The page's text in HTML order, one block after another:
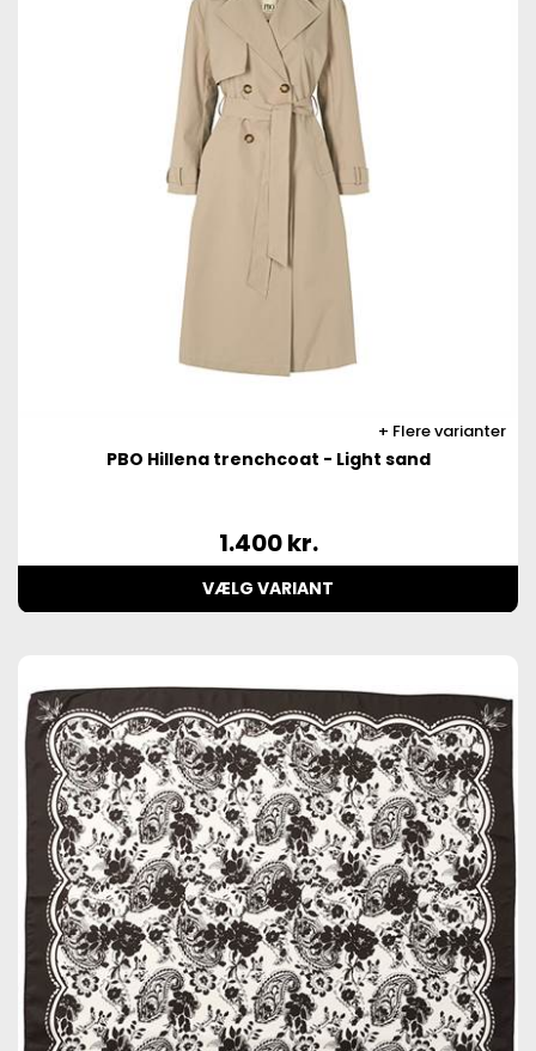
Flere varianter
PBO Hillena trenchcoat - Light sand
1.400kr.
VÆLG VARIANT